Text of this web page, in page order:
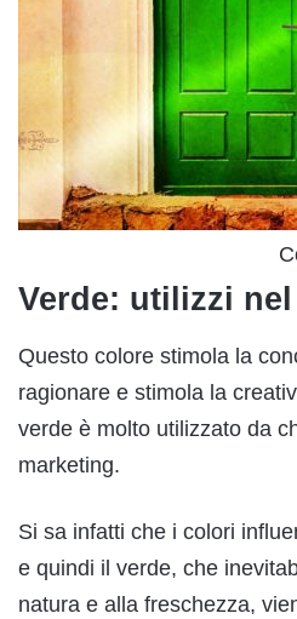
Verde: utilizzi
Questo colore stimola la
ragionare e stimola la
verde è molto utilizzato da
marketing.
Si sa infatti che i colori
e quindi il verde, che
natura e alla freschezza,